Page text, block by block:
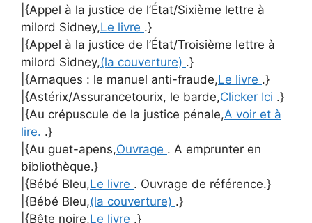
|{Appel à la justice de l’État/Sixième lettre à
milord Sidney,Le livre .}
|{Appel à la justice de l’État/Troisième lettre à
milord Sidney,(la couverture) .}
|{Arnaques : le manuel anti-fraude,Le livre .}
|{Astérix/Assurancetourix, le barde,Clicker Ici .}
|{Au crépuscule de la justice pénale,A voir et à
lire. .}
|{Au guet-apens,Ouvrage . A emprunter en
bibliothèque.}
|{Bébé Bleu,Le livre . Ouvrage de référence.}
|{Bébé Bleu,(la couverture) .}
|{Bête noire,Le livre .}